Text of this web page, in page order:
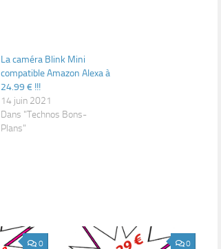
La caméra Blink Mini
compatible Amazon Alexa à
24.99 € !!!
14 juin 2021
Dans "Technos Bons-
Plans"
0 0